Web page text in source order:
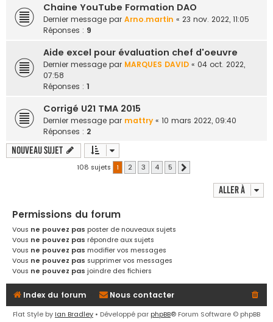
Chaine YouTube Formation DAO
Dernier message par Arno.martin « 23 nov. 2022, 11:05
Réponses : 9
Aide excel pour évaluation chef d'oeuvre
Dernier message par MARQUES DAVID « 04 oct. 2022,
07:58
Réponses : 1
Corrigé U21 TMA 2015
Dernier message par mattry « 10 mars 2022, 09:40
Réponses : 2
Nouveau sujet
108 sujets 1 2 3 4 5
Aller à
Permissions du forum
Vous ne pouvez pas poster de nouveaux sujets
Vous ne pouvez pas répondre aux sujets
Vous ne pouvez pas modifier vos messages
Vous ne pouvez pas supprimer vos messages
Vous ne pouvez pas joindre des fichiers
Index du forum Nous contacter
Flat Style by Ian Bradley • Développé par phpBB® Forum Software © phpBB